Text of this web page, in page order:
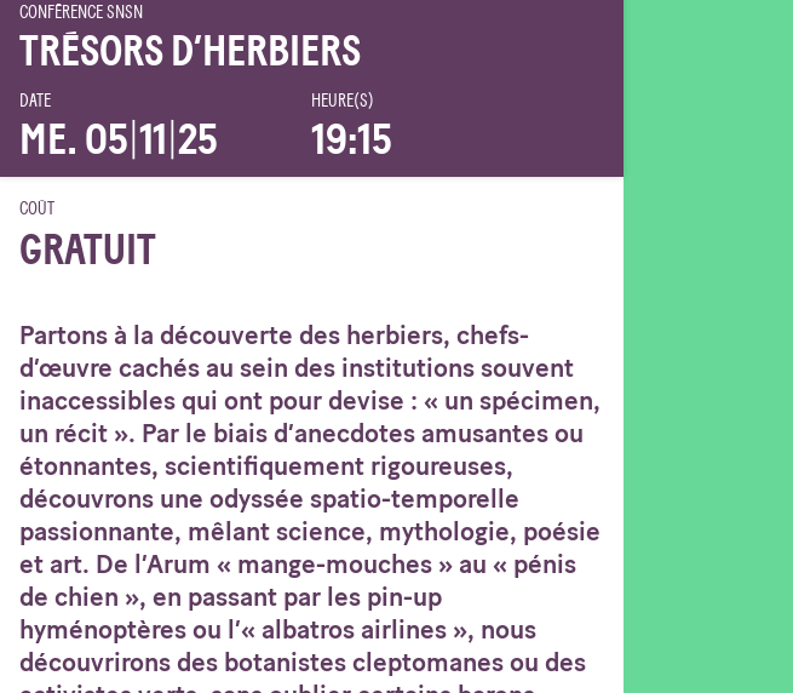
CONFÉRENCE SNSN
TRÉSORS D’HERBIERS
DATE
ME. 05 11 25
HEURE(S)
19:15
COÛT
GRATUIT
Partons à la découverte des herbiers, chefs-
d’œuvre cachés au sein des institutions souvent
inaccessibles qui ont pour devise : « un spécimen,
un récit ». Par le biais d’anecdotes amusantes ou
étonnantes, scientifiquement rigoureuses,
découvrons une odyssée spatio-temporelle
passionnante, mêlant science, mythologie, poésie
et art. De l’Arum « mange-mouches » au « pénis
de chien », en passant par les pin-up
hyménoptères ou l’« albatros airlines », nous
découvrirons des botanistes cleptomanes ou des